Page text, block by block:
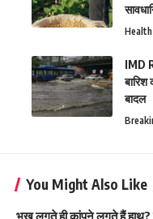
IMD
बादल
You Might Also Like
भूख लगते ही कांपने लगते हैं